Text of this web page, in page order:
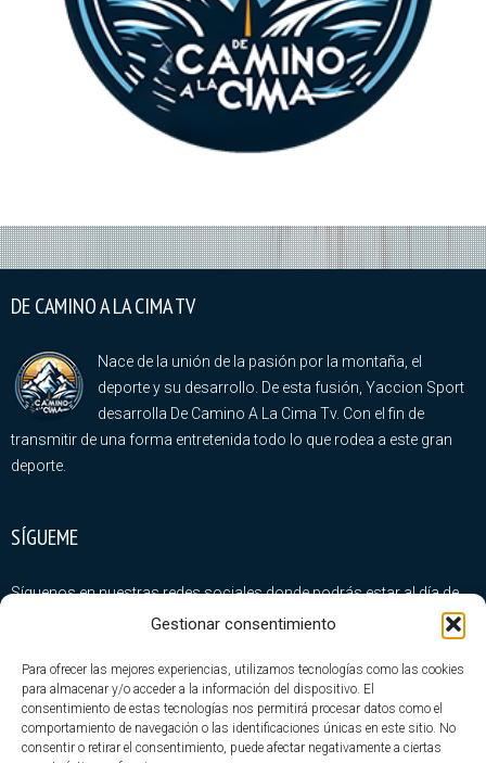
Gestionar consentimiento
Para ofrecer las mejores experiencias, utilizamos tecnologías como las cookies
para almacenar y/o acceder a la información del dispositivo. El
consentimiento de estas tecnologías nos permitirá procesar datos como el
comportamiento de navegación o las identificaciones únicas en este sitio. No
consentir o retirar el consentimiento, puede afectar negativamente a ciertas
DE CAMINO A LA CIMA TV
Nace de la unión de la pasión por la montaña, el
deporte y su desarrollo. De esta fusión, Yaccion Sport
desarrolla De Camino A La Cima Tv. Con el fin de
transmitir de una forma entretenida todo lo que rodea a este gran
deporte.
SÍGUEME
Síguenos en nuestras redes sociales donde podrás estar al día de
todas nuestras novedades